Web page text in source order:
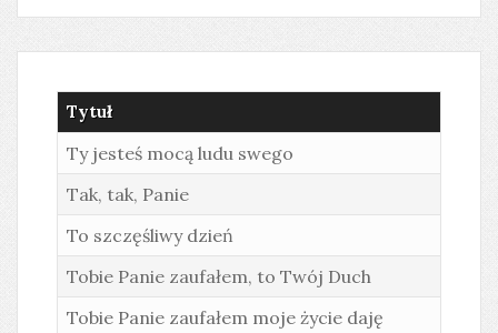
Tytuł
Ty jesteś mocą ludu swego
Tak, tak, Panie
To szczęśliwy dzień
Tobie Panie zaufałem, to Twój Duch
Tobie Panie zaufałem moje życie daję